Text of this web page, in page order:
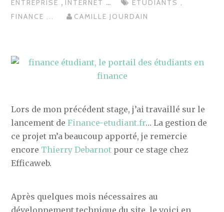
ENTREPRISE , INTERNET ... ÉTUDIANTS ,
FINANCE ... CAMILLE JOURDAIN
Lors de mon précédent stage, j’ai travaillé sur le
lancement deFinance-etudiant.fr… La gestion de
ce projet m’a beaucoup apporté, je remercie
encore Thierry Debarnot pour ce stage chez
Efficaweb.
Après quelques mois nécessaires au
développement technique du site, le voici en